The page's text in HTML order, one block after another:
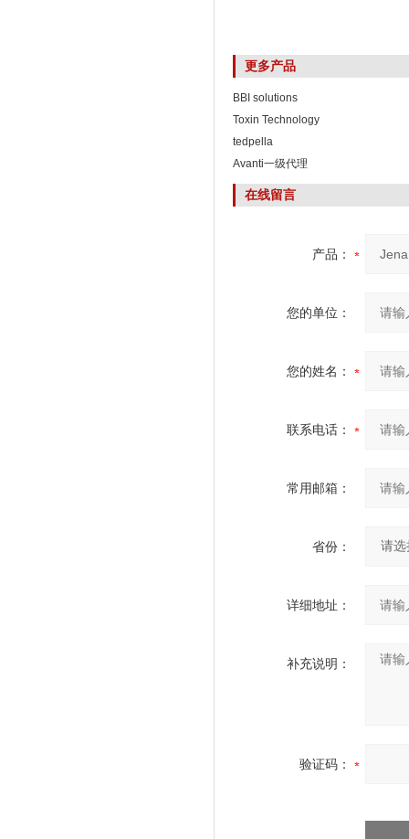
更多产品
BBI solutions
Toxin Technology
tedpella
Avanti一级代理
在线留言
产品：
您的单位：
您的姓名：
联系电话：
常用邮箱：
省份：
详细地址：
补充说明：
验证码：